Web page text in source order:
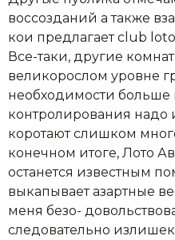
воссозданий а также
кои предлагает club
Все-таки, другие
великорослом уровне
необходимости больше
контролирования надо
коротают слишком
конечном итоге, Лото
останется известным
выкапывает азартные
меня безо-
следовательно